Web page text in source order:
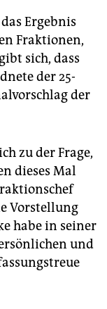
Ergebnis
Fraktionen,
sich, dass
der 25-
der
zu der Frage,
dieses Mal
Vorstellung
habe in seiner
und